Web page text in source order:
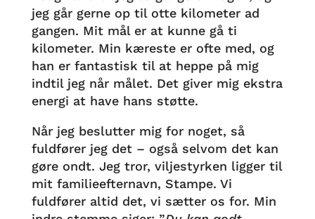
jeg går gerne op til otte kilometer ad
gangen. Mit mål er at kunne gå ti
kilometer. Min kæreste er ofte med, og
han er fantastisk til at heppe på mig
indtil jeg når målet. Det giver mig ekstra
energi at have hans støtte.
Når jeg beslutter mig for noget, så
fuldfører jeg det – også selvom det kan
gøre ondt. Jeg tror, viljestyrken ligger til
mit familieefternavn, Stampe. Vi
fuldfører altid det, vi sætter os for. Min